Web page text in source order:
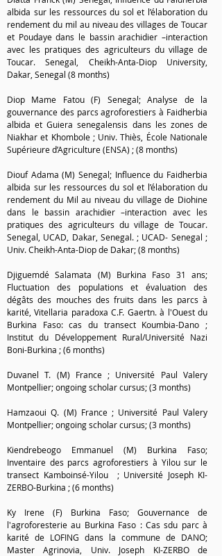
albida sur les ressources du sol et l’élaboration du
rendement du mil au niveau des villages de Toucar
et Poudaye dans le bassin arachidier –interaction
avec les pratiques des agriculteurs du village de
Toucar. Senegal, Cheikh-Anta-Diop University,
Dakar, Senegal (8 months)
Diop Mame Fatou (F) Senegal; Analyse de la
gouvernance des parcs agroforestiers à Faidherbia
albida et Guiera senegalensis dans les zones de
Niakhar et Khombole ; Univ. Thiès, École Nationale
Supérieure d’Agriculture (ENSA) ; (8 months)
Diouf Adama (M) Senegal; Influence du Faidherbia
albida sur les ressources du sol et l’élaboration du
rendement du Mil au niveau du village de Diohine
dans le bassin arachidier –interaction avec les
pratiques des agriculteurs du village de Toucar.
Senegal, UCAD, Dakar, Senegal. ; UCAD- Senegal ;
Univ. Cheikh-Anta-Diop de Dakar; (8 months)
Djiguemdé Salamata (M) Burkina Faso 31 ans;
Fluctuation des populations et évaluation des
dégâts des mouches des fruits dans les parcs à
karité, Vitellaria paradoxa C.F. Gaertn. à l'Ouest du
Burkina Faso: cas du transect Koumbia-Dano ;
Institut du Développement Rural/Université Nazi
Boni-Burkina ; (6 months)
Duvanel T. (M) France ; Université Paul Valery
Montpellier; ongoing scholar cursus; (3 months)
Hamzaoui Q. (M) France ; Université Paul Valery
Montpellier; ongoing scholar cursus; (3 months)
Kiendrebeogo Emmanuel (M) Burkina Faso;
Inventaire des parcs agroforestiers à Yilou sur le
transect Kamboinsé-Yilou ; Université Joseph KI-
ZERBO-Burkina ; (6 months)
Ky Irene (F) Burkina Faso; Gouvernance de
l'agroforesterie au Burkina Faso : Cas sdu parc à
karité de LOFING dans la commune de DANO;
Master Agrinovia, Univ. Joseph KI-ZERBO de